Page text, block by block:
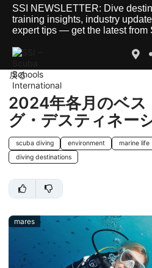
SSI NEWSLETTER: Dive
training insights, industry
expert tips — get the latest from
戻る
2024年各月のベス
グ・デスティネー
scuba diving environment marine life
diving destinations
mares